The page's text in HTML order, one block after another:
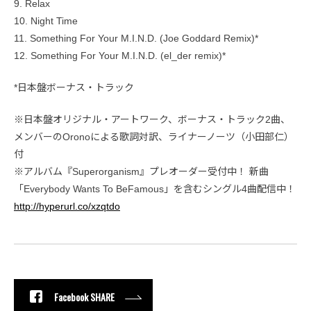
9. Relax
10. Night Time
11. Something For Your M.I.N.D. (Joe Goddard Remix)*
12. Something For Your M.I.N.D. (el_der remix)*
*日本盤ボーナス・トラック
※日本盤オリジナル・アートワーク、ボーナス・トラック2曲、
メンバーのOronoによる歌詞対訳、ライナーノーツ（小田部仁）
付
※アルバム『Superorganism』プレオーダー受付中！ 新曲
「Everybody Wants To BeFamous」を含むシングル4曲配信中！
http://hyperurl.co/xzqtdo
Facebook SHARE